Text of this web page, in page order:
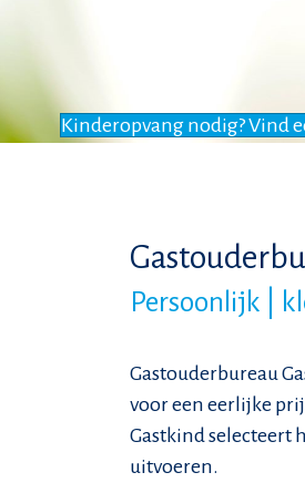
Kinderopvang nodig? Vind
Persoonlijk |
Gastouderbureau
voor een eerlijke
Gastkind selecteert
uitvoeren.